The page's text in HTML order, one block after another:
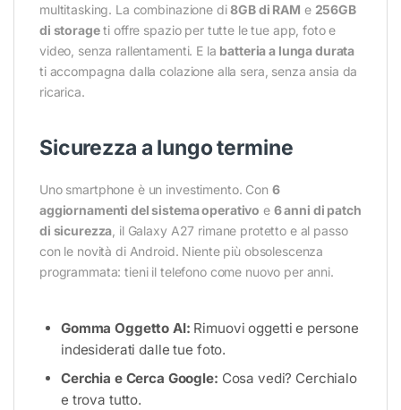
multitasking. La combinazione di8GB di RAM e 256GB
di storageti offre spazio per tutte le tue app, foto e
video, senza rallentamenti. E la batteria a lunga durata
ti accompagna dalla colazione alla sera, senza ansia da
ricarica.
Sicurezza a lungo termine
Uno smartphone è un investimento. Con 6
aggiornamenti del sistema operativo e 6 anni di patch
di sicurezza , il Galaxy A27 rimane protetto e al passo
con le novità di Android. Niente più obsolescenza
programmata: tieni il telefono come nuovo per anni.
Gomma Oggetto AI: Rimuovi oggetti e persone
indesiderati dalle tue foto.
Cerchia e Cerca Google: Cosa vedi? Cerchialo
e trova tutto.